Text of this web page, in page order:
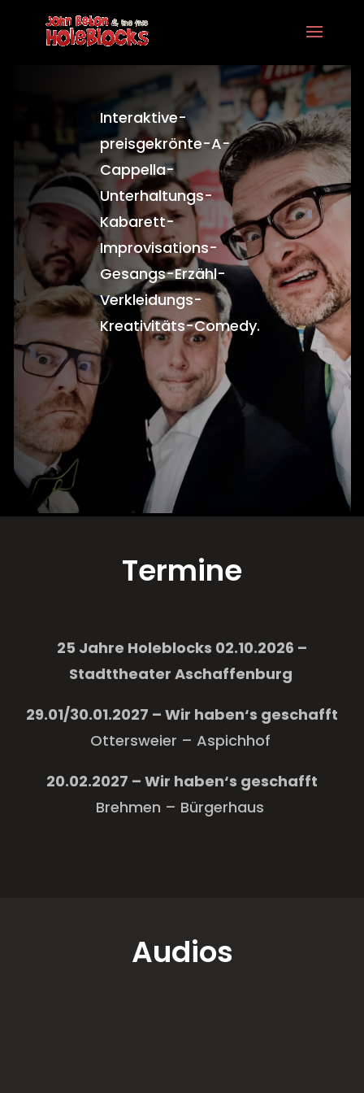
Interaktive-
preisgekrönte-A-
Cappella-
Unterhaltungs-
Kabarett-
Improvisations-
Gesangs-Erzähl-
Verkleidungs-
Kreativitäts-Comedy.
Termine
25 Jahre Holeblocks 02.10.2026 –
Stadttheater Aschaffenburg
29.01/30.01.2027 – Wir haben‘s geschafft
Ottersweier – Aspichhof
20.02.2027 – Wir haben‘s geschafft
Brehmen – Bürgerhaus
Audios